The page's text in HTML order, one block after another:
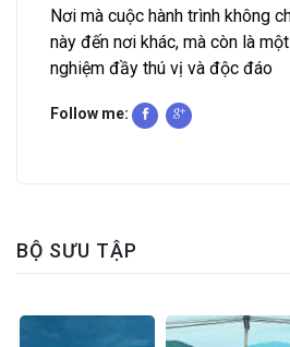
Nơi mà cuộc hành trình không
này đến nơi khác, mà còn là
nghiệm đầy thú vị và độc đáo
Follow me:
BỘ SƯU TẬP